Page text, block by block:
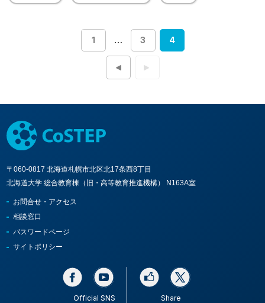
シ
1 … 3 4
〒060-0817 北海道札幌市北区北17条西8丁目
北海道大学 総合教育棟（旧・高等教育推進機構） N163A室
お問合せ・アクセス
相談窓口
パスワードページ
サイトポリシー
Official SNS Share